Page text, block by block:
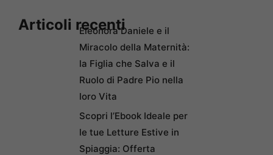
Articoli recentiEleonora Daniele e il
Miracolo della Maternità:
la Figlia che Salva e il
Ruolo di Padre Pio nella
loro Vita
Scopri l’Ebook Ideale per
le tue Letture Estive in
Spiaggia: Offerta